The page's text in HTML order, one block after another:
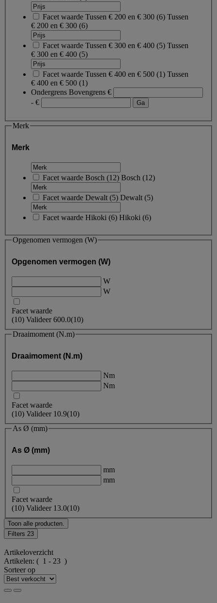
Facet waarde Tussen € 200 en € 300 (6) Tussen
€ 200 en € 300 (6)
Facet waarde Tussen € 300 en € 400 (5) Tussen
€ 300 en € 400 (5)
Facet waarde Tussen € 400 en € 500 (1) Tussen
€ 400 en € 500 (1)
Ondergrens Bovengrens €
- €
Merk
Merk
Facet waarde Bosch (12) Bosch (12)
Facet waarde Dewalt (5) Dewalt (5)
Facet waarde Hikoki (6) Hikoki (6)
Opgenomen vermogen (W)
Opgenomen vermogen (W)
W
W
Facet waarde
(10) Valideer600.0(10)
Draaimoment (N.m)
Draaimoment (N.m)
Nm
Nm
Facet waarde
(10) Valideer 10.9(10)
As Ø (mm)
As Ø (mm)
mm
mm
Facet waarde
(10) Valideer 13.0(10)
Toon alle producten.
Filters 23
Artikeloverzicht
Artikelen: ( 1 - 23 )
Sorteer op